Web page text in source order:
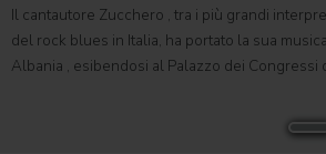
Il cantautore Zucchero , tra i più grandi
del rock blues in Italia, ha portato la sua
Albania , esibendosi al Palazzo dei Congressi
World Tour 2026 " e registrando il tutto esaurito